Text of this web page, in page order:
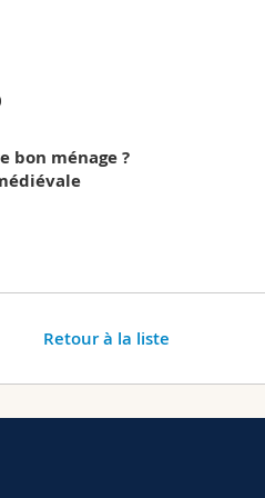
bon ménage ?
Retour à la liste